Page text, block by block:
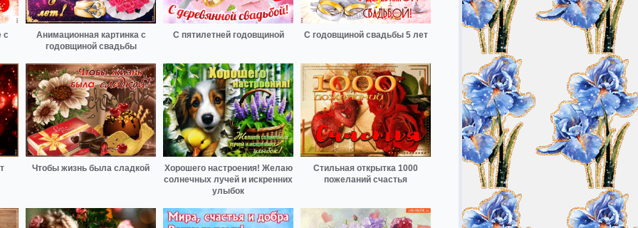
с
Анимационная картинка с
годовщиной свадьбы
С пятилетней годовщиной С годовщиной свадьбы 5 лет
Чтобы жизнь была сладкой
Хорошего настроения! Желаю
солнечных лучей и искренних
улыбок
Стильная открытка 1000
пожеланий счастья